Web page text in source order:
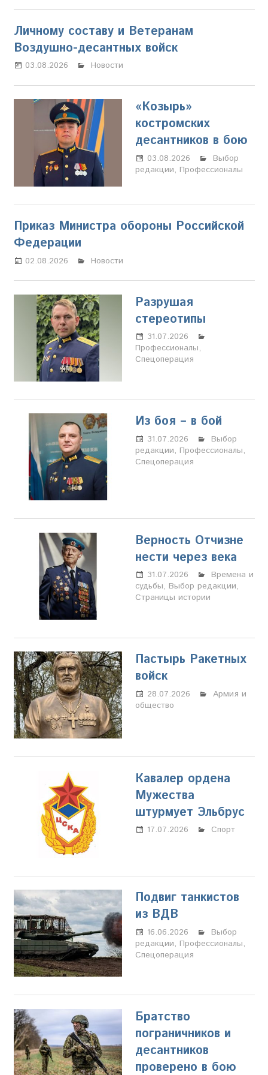
Личному составу и Ветеранам
Воздушно-десантных войск
03.08.2026 Марина Щербакова
Новости
«Козырь»
костромских
десантников в бою
03.08.2026
Марина
Щербакова
Выбор
редакции, Профессионалы
Приказ Министра обороны Российской
Федерации
02.08.2026 Настя Свиридова
Новости
Разрушая
стереотипы
31.07.2026
Свиридова
Профессионалы,
Спецоперация
Из боя – в бой
31.07.2026
Настя
Свиридова
Выбор
редакции, Профессионалы,
Спецоперация
Верность Отчизне
нести через века
31.07.2026
Настя
Свиридова
Времена и
судьбы, Выбор редакции,
Страницы истории
Пастырь Ракетных
войск
28.07.2026
Марина
Армия и
общество
Кавалер ордена
Мужества
штурмует Эльбрус
17.07.2026
Настя
Спорт
Подвиг танкистов
из ВДВ
16.06.2026
Марина
Щербакова
Выбор
редакции, Профессионалы,
Спецоперация
Братство
пограничников и
десантников
проверено в бою